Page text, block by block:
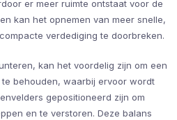
er meer ruimte ontstaat voor de
kan het opnemen van meer snelle,
verdediging te doorbreken.
kan het voordelig zijn om een
behouden, waarbij ervoor wordt
gepositioneerd zijn om
en te verstoren. Deze balans